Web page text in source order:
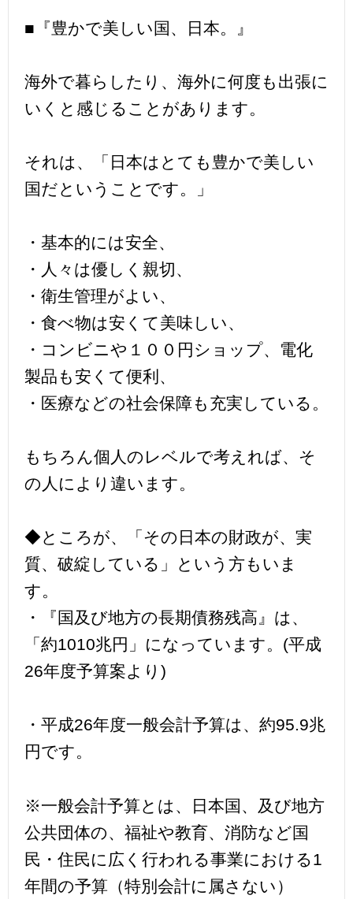
■『豊かで美しい国、日本。』
海外で暮らしたり、海外に何度も出張に
いくと感じることがあります。
それは、「日本はとても豊かで美しい
国だということです。」
・基本的には安全、
・人々は優しく親切、
・衛生管理がよい、
・食べ物は安くて美味しい、
・コンビニや１００円ショップ、電化
製品も安くて便利、
・医療などの社会保障も充実している。
もちろん個人のレベルで考えれば、そ
の人により違います。
◆ところが、「その日本の財政が、実
質、破綻している」という方もいま
す。
・『国及び地方の長期債務残高』は、
「約1010兆円」になっています。(平成
26年度予算案より)
・平成26年度一般会計予算は、約95.9兆
円です。
※一般会計予算とは、日本国、及び地方
公共団体の、福祉や教育、消防など国
民・住民に広く行われる事業における1
年間の予算（特別会計に属さない）